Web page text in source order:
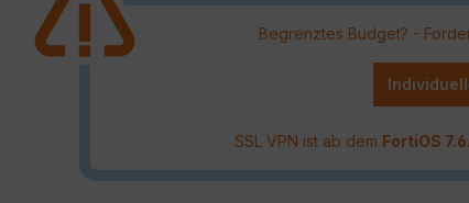
Begrenztes Budget? -
SSL VPN ist ab dem FortiOS